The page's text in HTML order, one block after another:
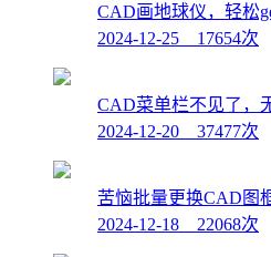
CAD画地球仪，轻松
2024-12-25 17654次
CAD菜单栏不见了，
2024-12-20 37477次
苦恼批量更换CAD图
2024-12-18 22068次